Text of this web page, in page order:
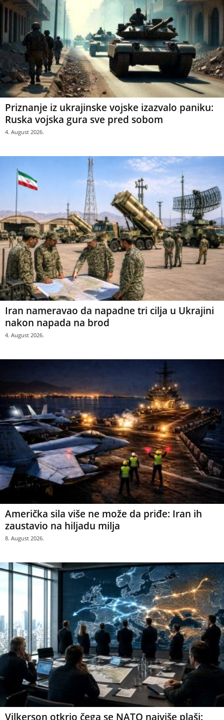
Priznanje iz ukrajinske vojske izazvalo paniku:
Ruska vojska gura sve pred sobom
4. August 2026.
Iran nameravao da napadne tri cilja u Ukrajini
nakon napada na brod
4. August 2026.
Američka sila više ne može da priđe: Iran ih
zaustavio na hiljadu milja
8. August 2026.
Vilkerson otkrio čega se NATO najviše plaši: